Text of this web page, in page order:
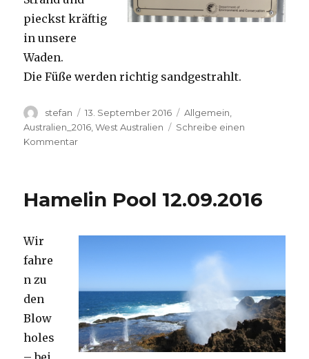
pieckst kräftig
in unsere
Waden.
Die Füße werden richtig sandgestrahlt.
Autor
stefan
Veröffentlicht
am
13. September 2016 Kategorien
Allgemein
Australien_2016 ,West Australien
Schreibe einen
Kommentarzu
Hamelin Pool 12.09.2016
Wir
fahre
n zu
den
Blow
holes